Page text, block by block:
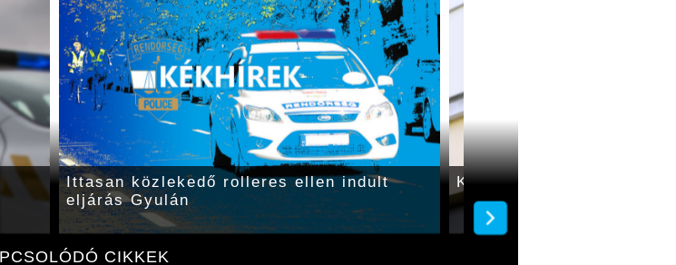
CIKKEK
Ittasan közlekedő rolleres ellen indult
eljárás Gyulán
Két autó karambolozott